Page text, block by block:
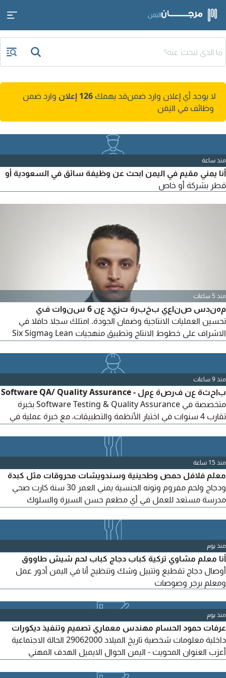
اليَمَن
لا يوجد أي إعلان وارد ضمنقد يهمك 126 إعلان
وارد ضمن
وظائف في اليَمَن
منذ ساعة
أنا يمني مقيم في اليمن ابحث عن وظيفة سائق في السعودية أو
قطر بشركة أو خاص
منذ 5 ساعات
مهندس صناعي بخبرة تزيد عن 6 سنوات في
تحسين العمليات الانتاجية وضمان الجودة. امتلك سجلا حافلا في
الاشراف على خطوط الانتاج وتطبيق منهجيات Lean وSix Sigma
الإمداد ومتابعة الجودة بكفاءة عالية، مع شغف مستمر بتطوير النظم
الصناعية وتحقيق مستهدفات النمو
منذ 9 ساعات
باحثة عن فرصة عمل - Software QA/ Quality Assurance
متخصصة في Software Testing & Quality Assurance بخبرة
تقارب 4 سنوات في اختبار الأنظمة والتطبيقات، مع خبرة عملية في
والتقارير المهارات والخبرات Manual & Functional Testing
System, Integration & Regression Testing User Acceptance
Testing (UAT) Test Case Design
منذ 15 ساعة
معلم فلافل حمص وطحينية وسندويشات محروقات مثل كبدة
ودجاج ولحم مفروم وتونه الجنسية يمني العمر 30 سنة كارت صحي
مدرسة مستعد للعمل في أي مطعم حسن السيرة والسلوك
العمل يجب نقل الكفالة ضروري جدا
منذ يوم
أنا معلم مشاوي تركية كباب دجاج كباب لحم شيش طاووق
أوصال دجاج تقطيع وتتبيل وشك وتنظيج أنا في اليمن أدور عمل
ومعلم برجر وصوصات
منذ يوم
عرفات حمود الحسام مهندس معماري تصميم وتنفيذ ديكورات
داخلية معلومات شخصية تاريخ الميلاد 29062000 الحالة الاجتماعية
أعزب العنوان المحويت - اليمن الجوال الايميل الهدف المهني